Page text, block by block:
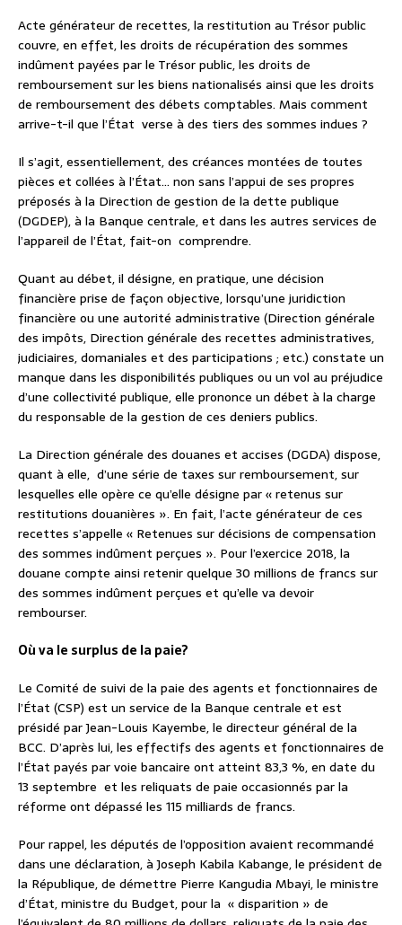
Acte générateur de recettes, la restitution au Trésor public
couvre, en effet, les droits de récupération des sommes
indûment payées par le Trésor public, les droits de
remboursement sur les biens nationalisés ainsi que les droits
de remboursement des débets comptables. Mais comment
arrive-t-il que l’État verse à des tiers des sommes indues ?
Il s’agit, essentiellement, des créances montées de toutes
pièces et collées à l’État… non sans l’appui de ses propres
préposés à la Direction de gestion de la dette publique
(DGDEP), à la Banque centrale, et dans les autres services de
l’appareil de l’État, fait-on comprendre.
Quant au débet, il désigne, en pratique, une décision
financière prise de façon objective, lorsqu’une juridiction
financière ou une autorité administrative (Direction générale
des impôts, Direction générale des recettes administratives,
judiciaires, domaniales et des participations ; etc.) constate un
manque dans les disponibilités publiques ou un vol au préjudice
d’une collectivité publique, elle prononce un débet à la charge
du responsable de la gestion de ces deniers publics.
La Direction générale des douanes et accises (DGDA) dispose,
quant à elle, d’une série de taxes sur remboursement, sur
lesquelles elle opère ce qu’elle désigne par « retenus sur
restitutions douanières ». En fait, l’acte générateur de ces
recettes s’appelle « Retenues sur décisions de compensation
des sommes indûment perçues ». Pour l’exercice 2018, la
douane compte ainsi retenir quelque 30 millions de francs sur
des sommes indûment perçues et qu’elle va devoir
rembourser.
Où va le surplus de la paie?
Le Comité de suivi de la paie des agents et fonctionnaires de
l’État (CSP) est un service de la Banque centrale et est
présidé par Jean-Louis Kayembe, le directeur général de la
BCC. D’après lui, les effectifs des agents et fonctionnaires de
l’État payés par voie bancaire ont atteint 83,3 %, en date du
13 septembre et les reliquats de paie occasionnés par la
réforme ont dépassé les 115 milliards de francs.
Pour rappel, les députés de l’opposition avaient recommandé
dans une déclaration, à Joseph Kabila Kabange, le président de
la République, de démettre Pierre Kangudia Mbayi, le ministre
d’État, ministre du Budget, pour la « disparition » de